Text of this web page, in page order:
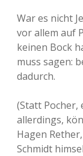
War es nicht
vor allem auf
keinen Bock
muss sagen:
dadurch.
(Statt Pocher,
allerdings,
Hagen
Schmidt